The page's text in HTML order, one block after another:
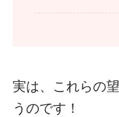
実は、これらの
うのです！